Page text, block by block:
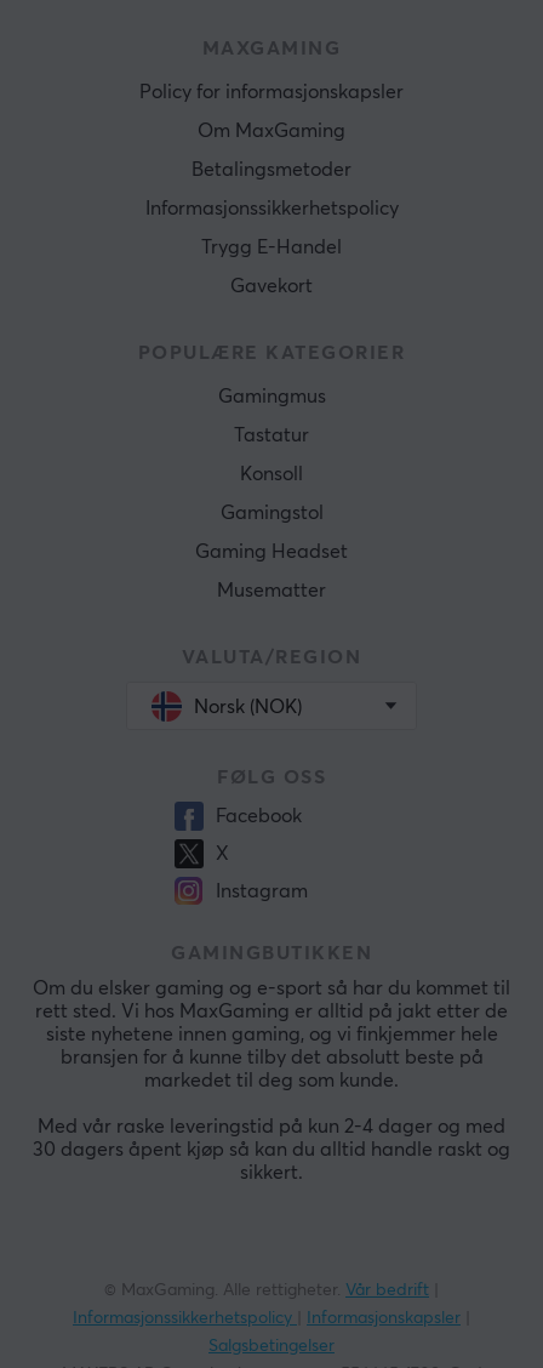
MAXGAMING
Policy for informasjonskapsler
Om MaxGaming
Betalingsmetoder
Informasjonssikkerhetspolicy
Trygg E-Handel
Gavekort
POPULÆRE KATEGORIER
Gamingmus
Tastatur
Konsoll
Gamingstol
Gaming Headset
Musematter
VALUTA/REGION
Norsk (NOK)
FØLG OSS
Facebook
X
Instagram
GAMINGBUTIKKEN
Om du elsker gaming og e-sport så har du kommet til
rett sted. Vi hos MaxGaming er alltid på jakt etter de
siste nyhetene innen gaming, og vi finkjemmer hele
bransjen for å kunne tilby det absolutt beste på
markedet til deg som kunde.
Med vår raske leveringstid på kun 2-4 dager og med
30 dagers åpent kjøp så kan du alltid handle raskt og
sikkert.
© MaxGaming. Alle rettigheter. Vår bedrift
Informasjonssikkerhetspolicy
Informasjonskapsler
Salgsbetingelser